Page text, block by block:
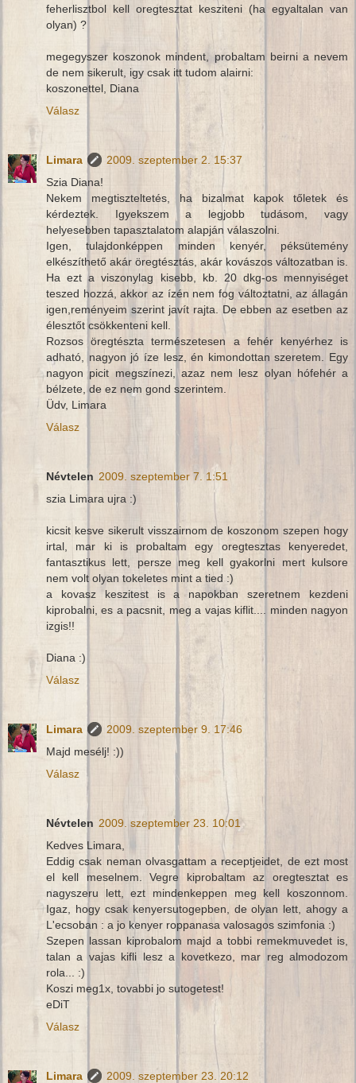
feherlisztbol kell oregtesztat kesziteni (ha egyaltalan van
olyan) ?
megegyszer koszonok mindent, probaltam beirni a nevem
de nem sikerult, igy csak itt tudom alairni:
koszonettel, Diana
Válasz
Limara
2009. szeptember 2. 15:37
Szia Diana!
Nekem megtiszteltetés, ha bizalmat kapok tőletek és
kérdeztek. Igyekszem a legjobb tudásom, vagy
helyesebben tapasztalatom alapján válaszolni.
Igen, tulajdonképpen minden kenyér, péksütemény
elkészíthető akár öregtésztás, akár kovászos változatban is.
Ha ezt a viszonylag kisebb, kb. 20 dkg-os mennyiséget
teszed hozzá, akkor az ízén nem fog változtatni, az állagán
igen,reményeim szerint javít rajta. De ebben az esetben az
élesztőt csökkenteni kell.
Rozsos öregtészta természetesen a fehér kenyérhez is
adható, nagyon jó íze lesz, én kimondottan szeretem. Egy
nagyon picit megszínezi, azaz nem lesz olyan hófehér a
bélzete, de ez nem gond szerintem.
Üdv, Limara
Válasz
Névtelen 2009. szeptember 7. 1:51
szia Limara ujra :)
kicsit kesve sikerult visszairnom de koszonom szepen hogy
irtal, mar ki is probaltam egy oregtesztas kenyeredet,
fantasztikus lett, persze meg kell gyakorlni mert kulsore
nem volt olyan tokeletes mint a tied :)
a kovasz keszitest is a napokban szeretnem kezdeni
kiprobalni, es a pacsnit, meg a vajas kiflit.... minden nagyon
izgis!!
Diana :)
Válasz
Limara
2009. szeptember 9. 17:46
Majd mesélj! :))
Válasz
Névtelen 2009. szeptember 23. 10:01
Kedves Limara,
Eddig csak neman olvasgattam a receptjeidet, de ezt most
el kell meselnem. Vegre kiprobaltam az oregtesztat es
nagyszeru lett, ezt mindenkeppen meg kell koszonnom.
Igaz, hogy csak kenyersutogepben, de olyan lett, ahogy a
L'ecsoban : a jo kenyer roppanasa valosagos szimfonia :)
Szepen lassan kiprobalom majd a tobbi remekmuvedet is,
talan a vajas kifli lesz a kovetkezo, mar reg almodozom
rola... :)
Koszi meg1x, tovabbi jo sutogetest!
eDiT
Válasz
Limara
2009. szeptember 23. 20:12